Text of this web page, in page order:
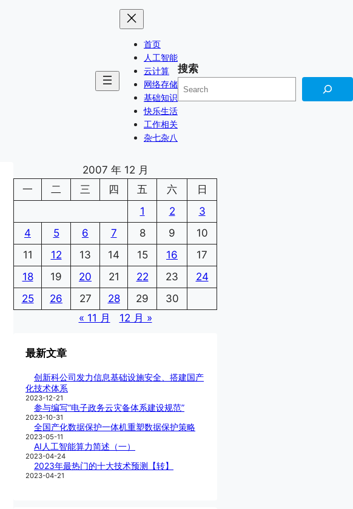
首页
人工智能
云计算
网络存储
基础知识
快乐生活
工作相关
杂七杂八
搜索
2007 年 12 月
一
二 三 四 五 六
日
1
2
3
4
5 6 7 8 9
10
11
12 13 14 15 16
17
18
19 20 21 22 23
24
25
26 27 28 29
30
« 11 月
12 月 »
最新文章
创新科公司发力信息基础设施安全、搭建国产
化技术体系
2023-12-21
参与编写“电子政务云灾备体系建设规范”
2023-10-31
全国产化数据保护一体机重塑数据保护策略
2023-05-11
AI人工智能算力简述（一）
2023-04-24
2023年最热门的十大技术预测【转】
2023-04-21